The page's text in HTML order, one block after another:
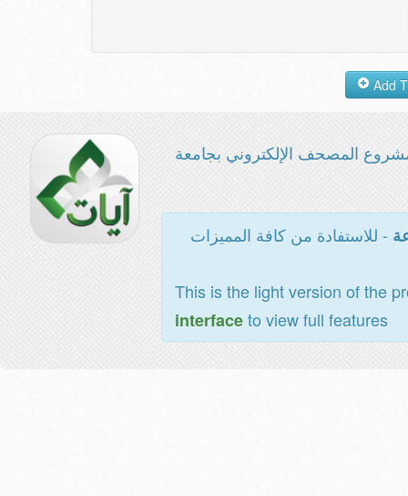
المصحف الإلكتروني بجامعة
- للاستفادة من كافة المميزات
This is the light version of the
interfaceto view full features